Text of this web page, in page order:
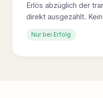
Erlös abzüglich der
direkt ausgezahlt.
Nur bei Erfolg